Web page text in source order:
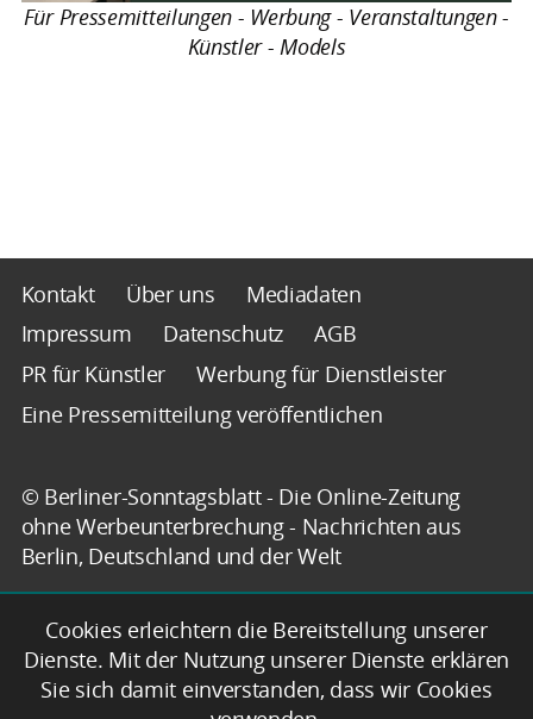
Für Pressemitteilungen - Werbung - Veranstaltungen -
Künstler - Models
Kontakt Über uns
Mediadaten
Impressum
Datenschutz
AGB
PR für Künstler
Werbung für Dienstleister
Eine Pressemitteilung veröffentlichen
© Berliner-Sonntagsblatt - Die Online-Zeitung
ohne Werbeunterbrechung - Nachrichten aus
Berlin, Deutschland und der Welt
Cookies erleichtern die Bereitstellung unserer
Dienste. Mit der Nutzung unserer Dienste erklären
Sie sich damit einverstanden, dass wir Cookies